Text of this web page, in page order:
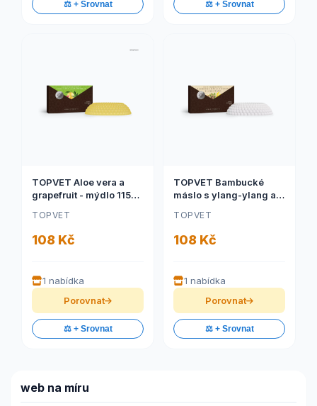
⚖️ + Srovnat ⚖️ + Srovnat
TOPVET Aloe vera a
grapefruit - mýdlo 115g
grapefruit - mýdlo 115g)
TOPVET
108 Kč
1 nabídka
Porovnat
⚖️ + Srovnat
TOPVET Bambucké
máslo s ylang-ylang a
(TOPVET Bambucké
máslo s ylang-ylang a
ovsem - mýdlo 115g)
TOPVET
108 Kč
1 nabídka
Porovnat
⚖️ + Srovnat
web na míru